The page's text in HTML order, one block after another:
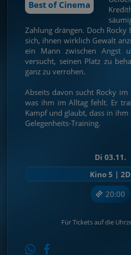
Best of Cinema
Zahlung drängen. Doch
sich, ihnen wirklich Gewalt
ein Mann zwischen Angst
versucht, seinen Platz zu
ganz zu verrohen.
Abseits davon sucht Rocky
was ihm im Alltag fehlt. Er
Kampf und glaubt, dass in
Gelegenheits-Training.
Di 03.11.
20:00
Kino 5 | 2D
Für Tickets auf die